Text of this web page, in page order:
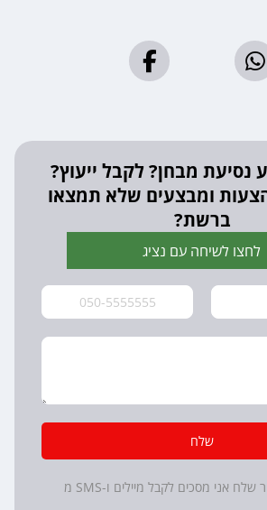
נסיעת מבחן? לקבל ייעוץ?
ומבצעים שלא תמצאו
ברשת?
לחצו לשיחה עם נציג
שלח
*
בלחיצה על כפתור שלח אני מסכים לקבל מיילים ו-SMS מ